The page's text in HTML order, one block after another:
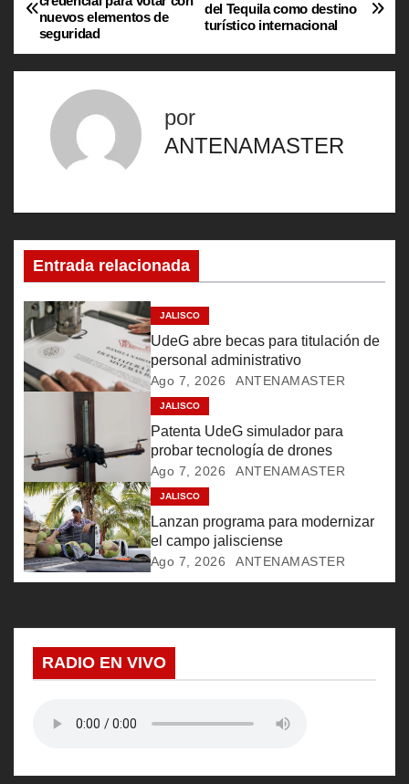
a
v
ó
n
d
e
n
t
r
d
a
del Tequila como destino
turístico internacional
nuevos elementos de
seguridad
por
ANTENAMASTER
Entrada relacionada
JALISCO
UdeG abre becas para titulación de
personal administrativo
Ago 7, 2026 ANTENAMASTER
JALISCO
Patenta UdeG simulador para
probar tecnología de drones
Ago 7, 2026 ANTENAMASTER
JALISCO
Lanzan programa para modernizar
el campo jalisciense
Ago 7, 2026 ANTENAMASTER
RADIO EN VIVO